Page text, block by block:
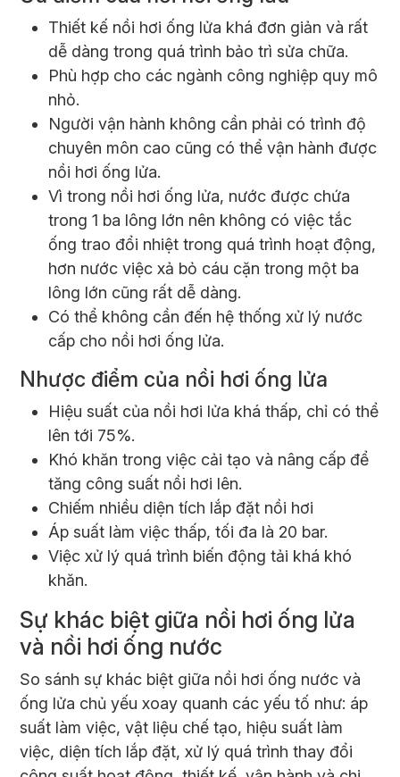
Thiết kế nồi hơi ống lửa khá đơn giản và rất
dễ dàng trong quá trình bảo trì sửa chữa.
Phù hợp cho các ngành công nghiệp quy mô
nhỏ.
Người vận hành không cần phải có trình độ
chuyên môn cao cũng có thể vận hành được
nồi hơi ống lửa.
Vì trong nồi hơi ống lửa, nước được chứa
trong 1 ba lông lớn nên không có việc tắc
ống trao đổi nhiệt trong quá trình hoạt động,
hơn nước việc xả bỏ cáu cặn trong một ba
lông lớn cũng rất dễ dàng.
Có thể không cần đến hệ thống xử lý nước
cấp cho nồi hơi ống lửa.
Nhược điểm của nồi hơi ống lửa
Hiệu suất của nồi hơi lửa khá thấp, chỉ có thể
lên tới 75%.
Khó khăn trong việc cải tạo và nâng cấp để
tăng công suất nồi hơi lên.
Chiếm nhiều diện tích lắp đặt nồi hơi
Áp suất làm việc thấp, tối đa là 20 bar.
Việc xử lý quá trình biến động tải khá khó
khăn.
Sự khác biệt giữa nồi hơi ống lửa
và nồi hơi ống nước
So sánh sự khác biệt giữa nồi hơi ống nước và
ống lửa chủ yếu xoay quanh các yếu tố như: áp
suất làm việc, vật liệu chế tạo, hiệu suất làm
việc, diện tích lắp đặt, xử lý quá trình thay đổi